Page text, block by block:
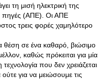
τη μισή ηλεκτρική της
πηγές (ΑΠΕ). Οι ΑΠΕ
τρεις φορές χαμηλότερο
θέση σε ένα καθαρό, βιώσιμο
καθώς πρόκειται για μία
που δεν χρειάζεται
για να μειώσουμε τις